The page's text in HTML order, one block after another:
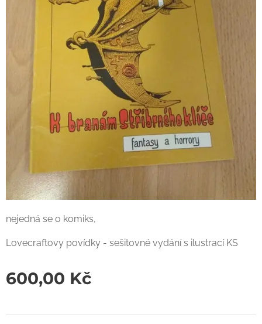
nejedná se o komiks,
Lovecraftovy povídky - sešitovné vydání s ilustrací KS
600,00 Kč